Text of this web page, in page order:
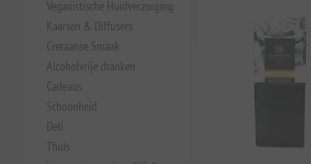
Veganistische Huidverzorging
Kaarsen & Diffusers
Cretaanse Smaak
Alcoholvrije dranken
Cadeaus
Schoonheid
Deli
Thuis